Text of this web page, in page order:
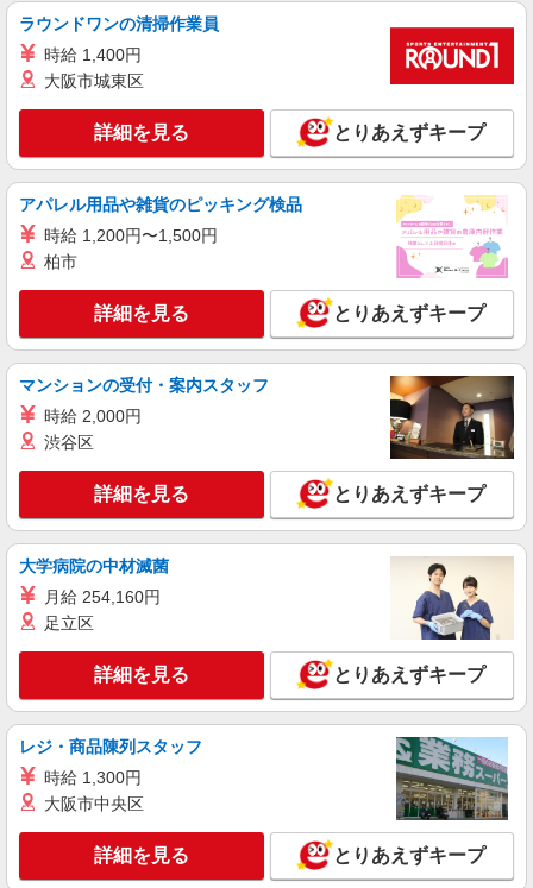
株式会社トラストグロース 新宿本社 第1営業部
看護助手
時給：1140円〜1300円 ※経験・資格による
キープ 詳細を見る
アルバイト パート 派遣社員
日研トータルソーシング株式会社 メディカルケア事業部/千葉オフィ
ス【看護助手】
時給1,350円 ★週払いOK（規定あり） ※給与
幅は経験・能力による
千葉県船橋市 【最寄駅】京成電鉄「京成大久
保」駅より徒歩15分
詳細を見る
パート 派遣社員
日研トータルソーシング株式会社 メディカルケア事業部/千葉オフィ
ス【看護助手】
看護助手（ナースエイド）
時給1,350円 ★週払いOK（規定あり） ※給与
千葉県船橋市 【最寄駅】京成中山駅
キープ 詳細を見る
派遣社員
株式会社トラストグロース 新宿本社 第1営業部
住宅型有料老人ホームでの夜専看護師
1夜勤：40000円
千葉県船橋市
ラウンドワンの清掃作業員
時給 1,400円
大阪市城東区
詳細を見る とりあえずキープ
アパレル用品や雑貨のピッキング検品
時給 1,200円〜1,500円
柏市
詳細を見る とりあえずキープ
マンションの受付・案内スタッフ
時給 2,000円
渋谷区
詳細を見る とりあえずキープ
大学病院の中材滅菌
月給 254,160円
足立区
詳細を見る とりあえずキープ
レジ・商品陳列スタッフ
時給 1,300円
大阪市中央区
詳細を見る とりあえずキープ